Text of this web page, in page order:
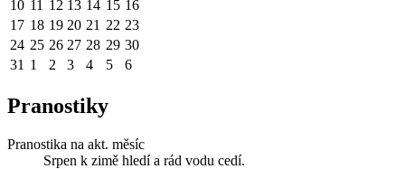
10 11 12 13 14 15 16
17 18 19 20 21 22 23
24 25 26 27 28 29 30
31 1 2 3 4 5 6
Pranostiky
Pranostika na akt. měsíc
Srpen k zimě hledí a rád vodu cedí.